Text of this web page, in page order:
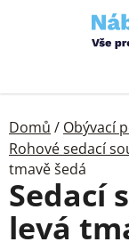
Domů / Obývací
Rohové sedací
tmavě šedá
Sedací
levá